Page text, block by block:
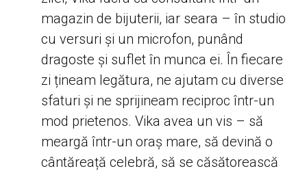
magazin de bijuterii, iar seara – în studio
cu versuri și un microfon, punând
dragoste și suflet în munca ei. În fiecare
zi țineam legătura, ne ajutam cu diverse
sfaturi și ne sprijineam reciproc într-un
mod prietenos. Vika avea un vis – să
meargă într-un oraș mare, să devină o
cântăreață celebră, să se căsătorească